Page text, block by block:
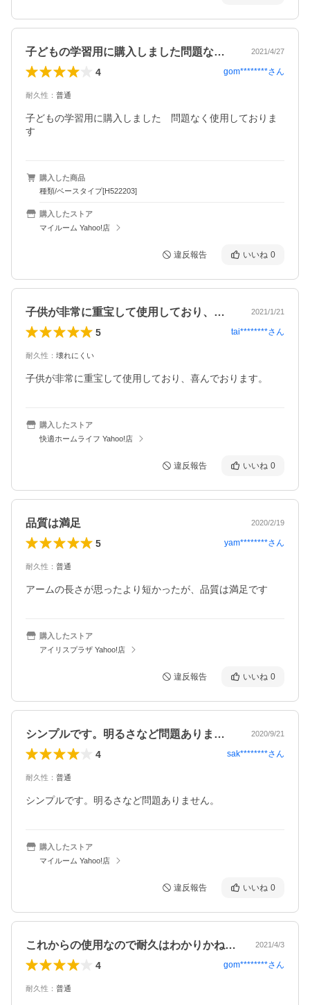
子どもの学習用に購入しました問題なく使… 2021/4/27
4 gom********さん
耐久性 ： 普通
子どもの学習用に購入しました　問題なく使用しておりま
す
購入した商品
種類/ベースタイプ[H522203]
購入したストア
マイルーム Yahoo!店
違反報告 いいね 0
子供が非常に重宝して使用しており、喜ん… 2021/1/21
5 tai********さん
耐久性 ： 壊れにくい
子供が非常に重宝して使用しており、喜んでおります。
購入したストア
快適ホームライフ Yahoo!店
違反報告 いいね 0
品質は満足 2020/2/19
5 yam********さん
耐久性 ： 普通
アームの長さが思ったより短かったが、品質は満足です
購入したストア
アイリスプラザ Yahoo!店
違反報告 いいね 0
シンプルです。明るさなど問題ありません… 2020/9/21
4 sak********さん
耐久性 ： 普通
シンプルです。明るさなど問題ありません。
購入したストア
マイルーム Yahoo!店
違反報告 いいね 0
これからの使用なので耐久はわかりかねま… 2021/4/3
4 gom********さん
耐久性 ： 普通